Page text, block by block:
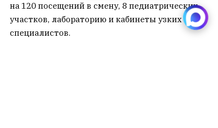
на 120 посещений в смену, 8 педиатрических
участков, лабораторию и кабинеты узких
специалистов.